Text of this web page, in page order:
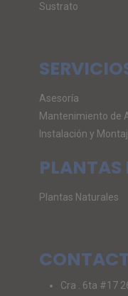
Sustrato
Asesoría
Mantenimiento de
Instalación y
PLANTAS
Plantas Naturales
Cra . 6ta #17